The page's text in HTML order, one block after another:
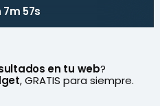
7m 57s
en tu web?
, GRATIS para siempre.